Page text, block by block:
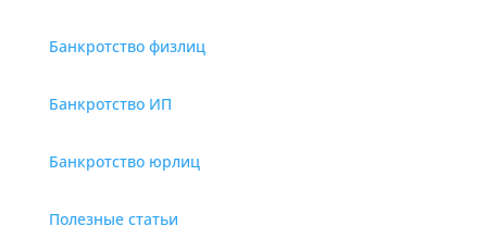
Банкротство физлиц
Банкротство ИП
Банкротство юрлиц
Полезные статьи